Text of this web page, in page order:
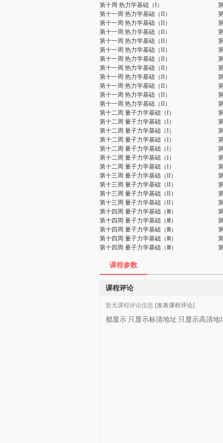
第十周 热力学基础（I）
第十一周 热力学基础（II）
第十一周 热力学基础（II）
第十一周 热力学基础（II）
第十一周 热力学基础（II）
第十一周 热力学基础（II）
第十一周 热力学基础（II）
第十一周 热力学基础（II）
第十一周 热力学基础（II）
第十一周 热力学基础（II）
第十一周 热力学基础（II）
第十一周 热力学基础（II）
第十二周 量子力学基础（I）
第十二周 量子力学基础（I）
第十二周 量子力学基础（I）
第十二周 量子力学基础（I）
第十二周 量子力学基础（I）
第十二周 量子力学基础（I）
第十二周 量子力学基础（I）
第十三周 量子力学基础（II）
第十三周 量子力学基础（II）
第十三周 量子力学基础（II）
第十三周 量子力学基础（II）
第十四周 量子力学基础（Ⅲ）
第十四周 量子力学基础（Ⅲ）
第十四周 量子力学基础（Ⅲ）
第十四周 量子力学基础（Ⅲ）
第十四周 量子力学基础（Ⅲ）
课程参数
课程评论
暂无课程评论信息 [发表课程评论]
都显示 只显示标清地址 只显示高清地